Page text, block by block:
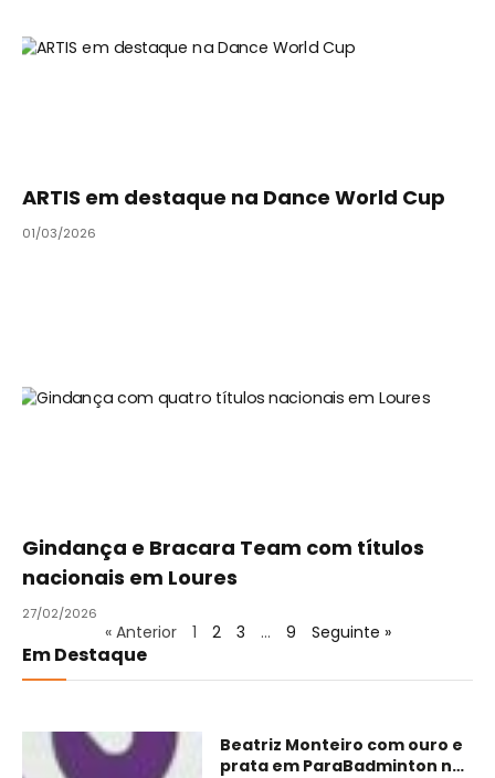
ARTIS em destaque na Dance World Cup
01/03/2026
Gindança e Bracara Team com títulos
nacionais em Loures
27/02/2026
« Anterior 1 2 3 … 9 Seguinte »
Em Destaque
Beatriz Monteiro com ouro e
prata em ParaBadminton no